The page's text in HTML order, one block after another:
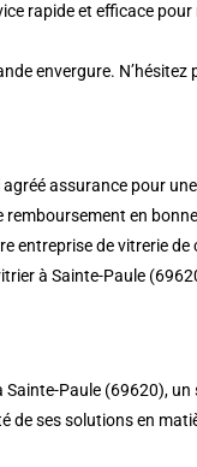
rapide et efficace
envergure.
assurance pour
en
entreprise de vitrerie
à Sainte-Paule
Paule (69620),
ses solutions en